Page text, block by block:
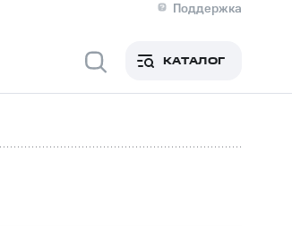
Поддержка
Медиа-центр
акций
КАТАЛОГ